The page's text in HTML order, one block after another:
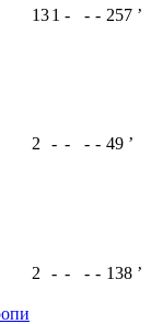
131 - - - 257 ʼ
2 - - - - 49 ʼ
2 - - - - 138 ʼ